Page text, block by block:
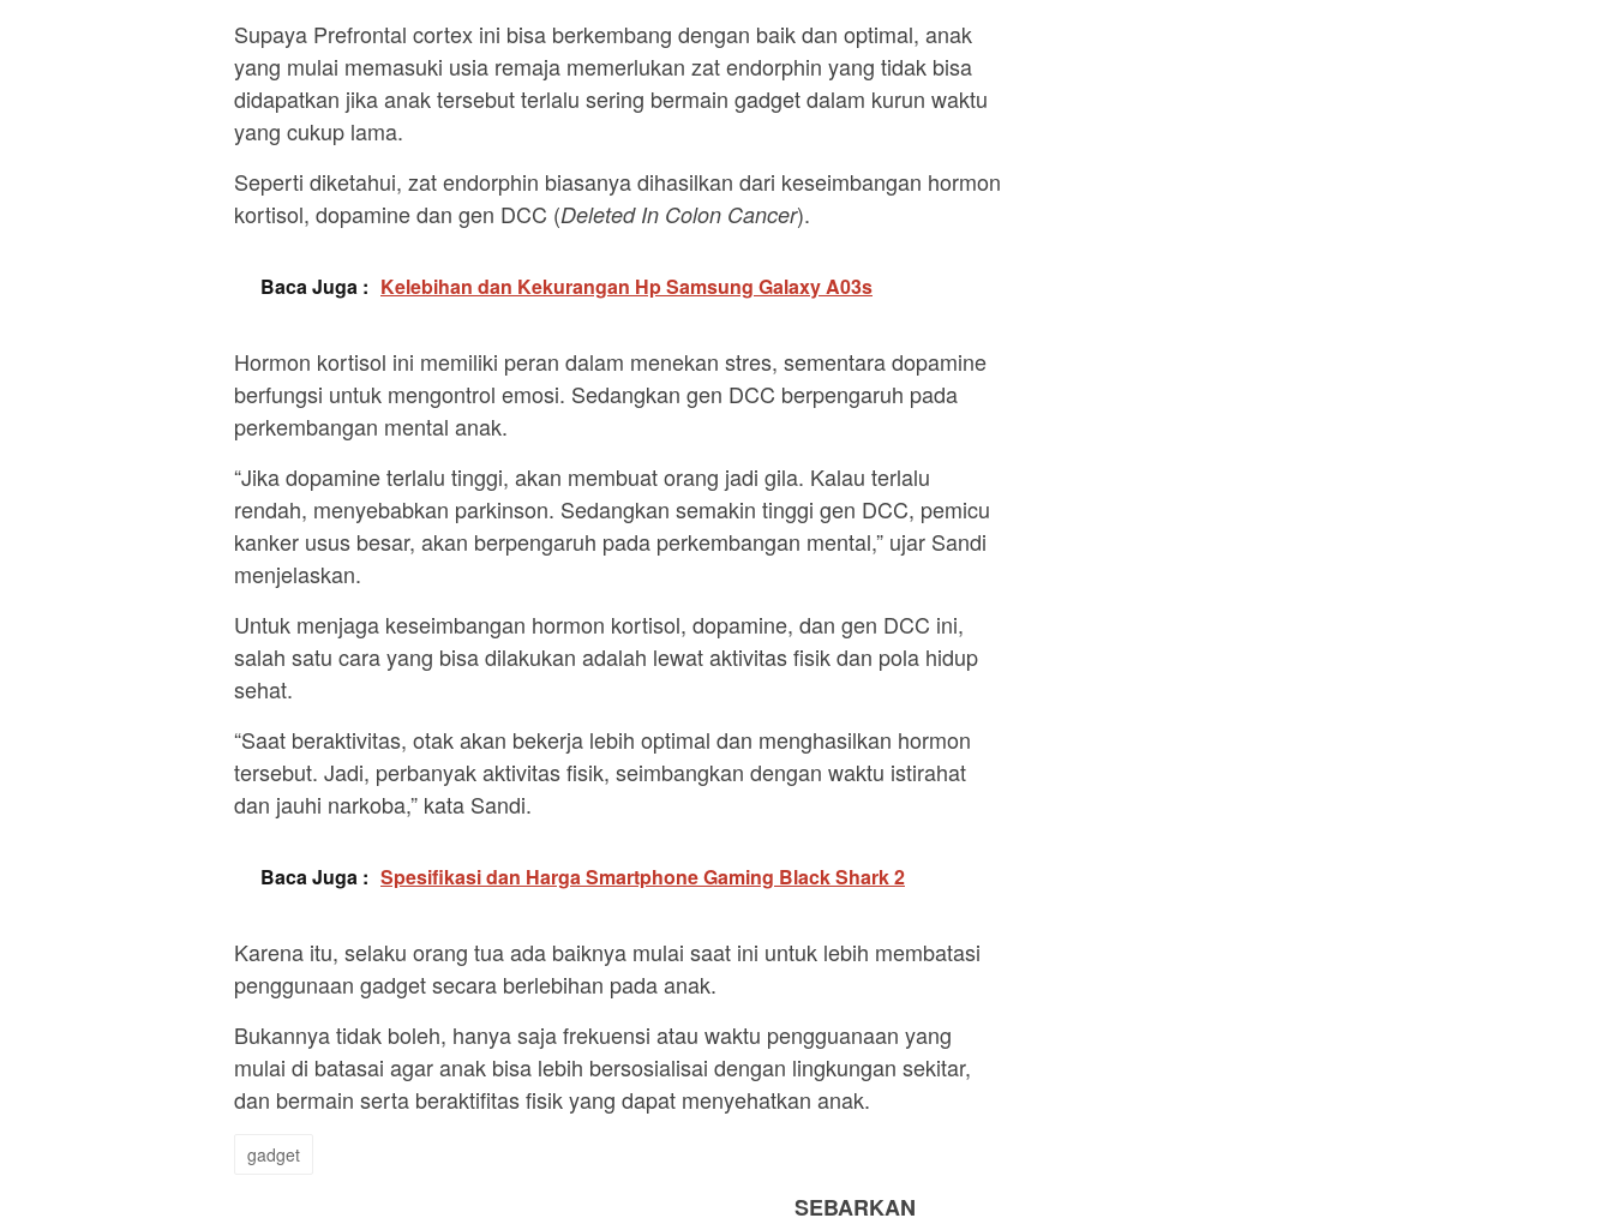
Supaya Prefrontal cortex ini bisa berkembang dengan baik dan optimal, anak
yang mulai memasuki usia remaja memerlukan zat endorphin yang tidak bisa
didapatkan jika anak tersebut terlalu sering bermain gadget dalam kurun waktu
yang cukup lama.
Seperti diketahui, zat endorphin biasanya dihasilkan dari keseimbangan hormon
kortisol, dopamine dan gen DCC (Deleted In Colon Cancer).
Baca Juga : Kelebihan dan Kekurangan Hp Samsung Galaxy A03s
Hormon kortisol ini memiliki peran dalam menekan stres, sementara dopamine
berfungsi untuk mengontrol emosi. Sedangkan gen DCC berpengaruh pada
perkembangan mental anak.
“Jika dopamine terlalu tinggi, akan membuat orang jadi gila. Kalau terlalu
rendah, menyebabkan parkinson. Sedangkan semakin tinggi gen DCC, pemicu
kanker usus besar, akan berpengaruh pada perkembangan mental,” ujar Sandi
menjelaskan.
Untuk menjaga keseimbangan hormon kortisol, dopamine, dan gen DCC ini,
salah satu cara yang bisa dilakukan adalah lewat aktivitas fisik dan pola hidup
sehat.
“Saat beraktivitas, otak akan bekerja lebih optimal dan menghasilkan hormon
tersebut. Jadi, perbanyak aktivitas fisik, seimbangkan dengan waktu istirahat
dan jauhi narkoba,” kata Sandi.
Baca Juga : Spesifikasi dan Harga Smartphone Gaming Black Shark 2
Karena itu, selaku orang tua ada baiknya mulai saat ini untuk lebih membatasi
penggunaan gadget secara berlebihan pada anak.
Bukannya tidak boleh, hanya saja frekuensi atau waktu pengguanaan yang
mulai di batasai agar anak bisa lebih bersosialisai dengan lingkungan sekitar,
dan bermain serta beraktifitas fisik yang dapat menyehatkan anak.
gadget
SEBARKAN